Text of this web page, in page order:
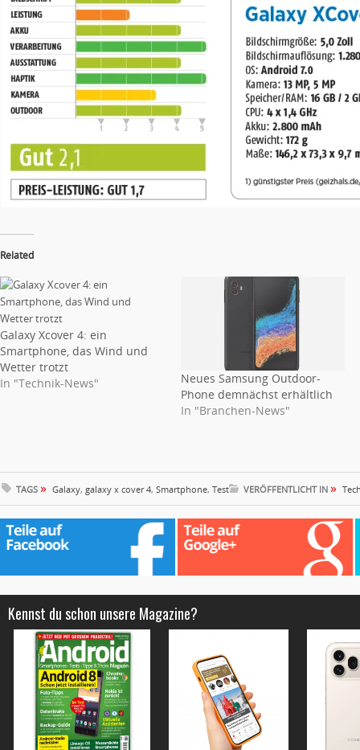
Related
Galaxy Xcover 4: ein
Smartphone, das Wind und
Wetter trotzt
In "Technik-News"
Neues Samsung Outdoor-
Phone demnächst erhältlich
In "Branchen-News"
TAGS » Galaxy, galaxy x cover 4, Smartphone, Test VERÖFFENTLICHT IN »
Kennst du schon unsere Magazine?